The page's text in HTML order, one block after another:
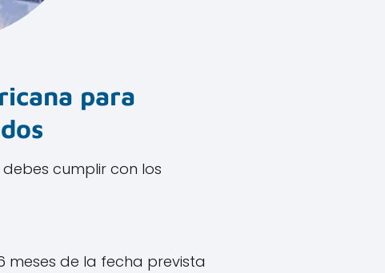
para
cumplir con los
meses de la fecha prevista